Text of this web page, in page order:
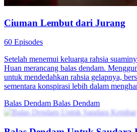
Balas DendamMiskin Jadi Kaya